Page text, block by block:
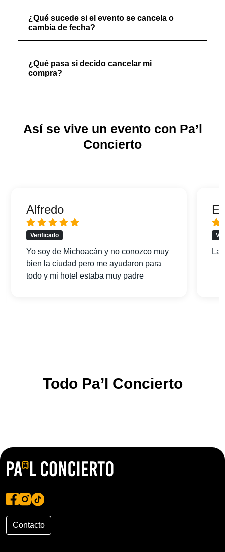
¿Qué sucede si el evento se cancela o
cambia de fecha?
¿Qué pasa si decido cancelar mi
compra?
Así se vive un evento con Pa’l
Concierto
Alfredo
Verificado
Yo soy de Michoacán y no conozco muy
bien la ciudad pero me ayudaron para
todo y mi hotel estaba muy padre
La
Todo Pa’l Concierto
Contacto